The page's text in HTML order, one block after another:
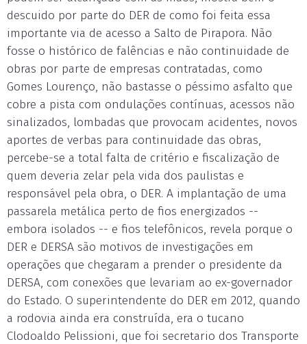
descuido por parte do DER de como foi feita essa
importante via de acesso a Salto de Pirapora. Não
fosse o histórico de falências e não continuidade de
obras por parte de empresas contratadas, como
Gomes Lourenço, não bastasse o péssimo asfalto que
cobre a pista com ondulações contínuas, acessos não
sinalizados, lombadas que provocam acidentes, novos
aportes de verbas para continuidade das obras,
percebe-se a total falta de critério e fiscalização de
quem deveria zelar pela vida dos paulistas e
responsável pela obra, o DER. A implantação de uma
passarela metálica perto de fios energizados --
embora isolados -- e fios telefônicos, revela porque o
DER e DERSA são motivos de investigações em
operações que chegaram a prender o presidente da
DERSA, com conexões que levariam ao ex-governador
do Estado. O superintendente do DER em 2012, quando
a rodovia ainda era construída, era o tucano
Clodoaldo Pelissioni, que foi secretario dos Transporte